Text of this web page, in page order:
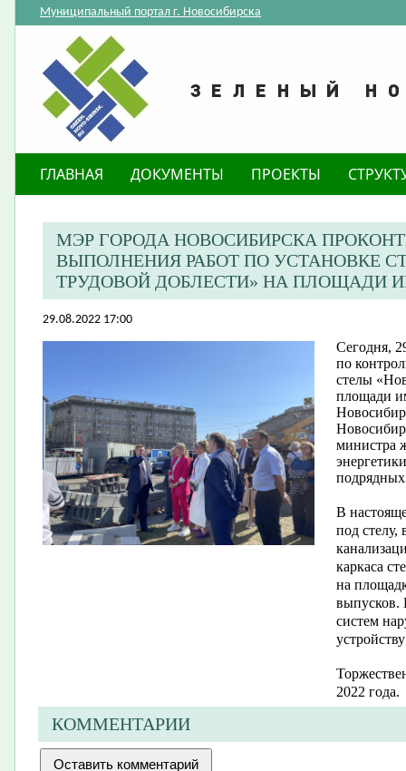
Муниципальный портал г. Новосибирска
ГЛАВНАЯ ДОКУМЕНТЫ ПРОЕКТЫ
МЭР ГОРОДА НОВОСИБИРСКА
ВЫПОЛНЕНИЯ РАБОТ ПО УСТАНОВКЕ
ТРУДОВОЙ ДОБЛЕСТИ» НА ПЛОЩАДИ
29.08.2022 17:00
Сегодня,
по
стелы
площади
министра
В
под стелу,
каркаса
на
выпусков.
систем
2022 года.
КОММЕНТАРИИ